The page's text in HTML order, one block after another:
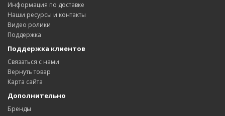
Информация по доставке
Наши ресурсы и контакты
Видео ролики
Поддержка
Поддержка клиентов
Связаться с нами
Вернуть товар
Карта сайта
Дополнительно
Бренды